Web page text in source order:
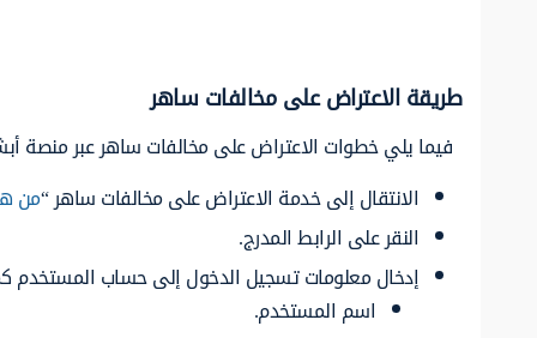
طريقة الاعتراض على مخالفات ساهر
فيما يلي خطوات الاعتراض على مخالفات ساهر عبر منصة
الانتقال إلى خدمة الاعتراض على مخالفات ساهر “من
النقر على الرابط المدرج.
إدخال معلومات تسجيل الدخول إلى حساب المستخدم
اسم المستخدم.